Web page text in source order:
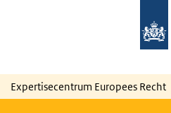
Expertisecentrum Europees Recht